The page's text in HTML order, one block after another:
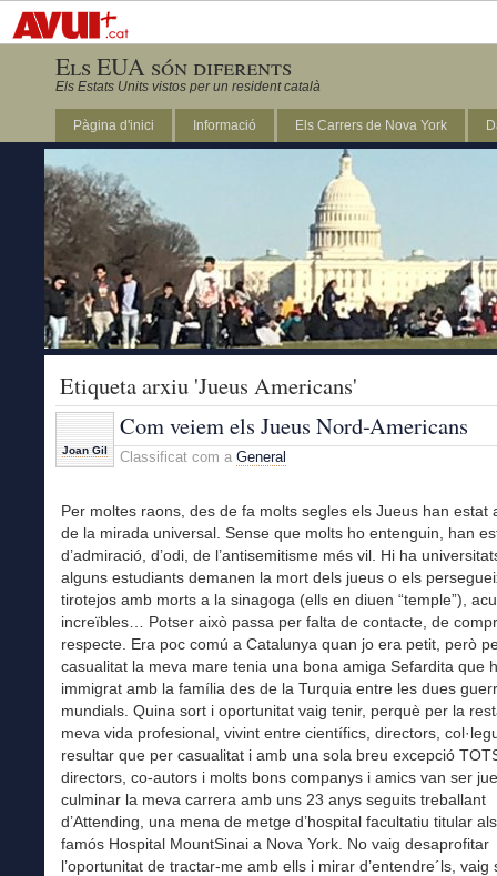
Els EUA són diferents
Els Estats Units vistos per un resident català
Pàgina d'inici Informació Els Carrers de Nova York
Etiqueta arxiu 'Jueus Americans'
Joan Gil
Com veiem els Jueus Nord-Americans
Classificat com a General
Per moltes raons, des de fa molts segles els Jueus han estat
de la mirada universal. Sense que molts ho entenguin, han
d’admiració, d’odi, de l’antisemitisme més vil. Hi ha
alguns estudiants demanen la mort dels jueus o els
tirotejos amb morts a la sinagoga (ells en diuen “temple”),
increïbles… Potser això passa per falta de contacte, de
respecte. Era poc comú a Catalunya quan jo era petit, però
casualitat la meva mare tenia una bona amiga Sefardita que
immigrat amb la família des de la Turquia entre les dues
mundials. Quina sort i oportunitat vaig tenir, perquè per la
meva vida profesional, vivint entre científics, directors,
resultar que per casualitat i amb una sola breu excepció
directors, co-autors i molts bons companys i amics van ser
culminar la meva carrera amb uns 23 anys seguits treballant
d’Attending, una mena de metge d’hospital facultatiu titular
famós Hospital MountSinai a Nova York. No vaig desaprofitar
l’oportunitat de tractar-me amb ells i mirar d’entendre´ls, vaig